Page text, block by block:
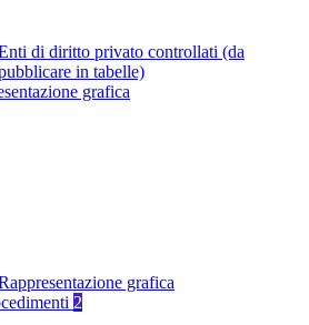
di diritto privato controllati (da
in tabelle)
grafica
grafica
2